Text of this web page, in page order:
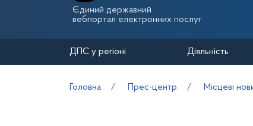
Єдиний державний
вебпортал електронних послуг
ДПС у регіоні Діяльність
Головна Прес-центр Місцеві